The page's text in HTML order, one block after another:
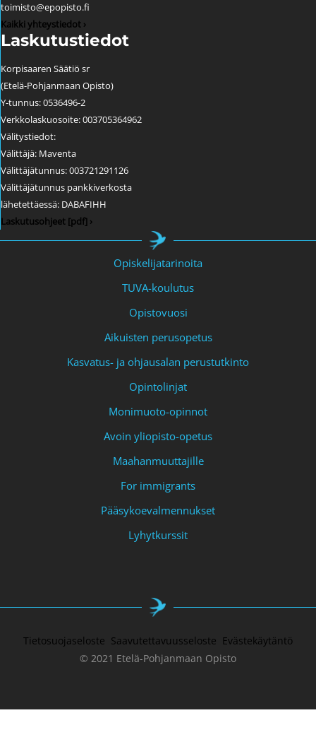
toimisto@epopisto.fi
Kaikki yhteystiedot ›
Laskutustiedot
Korpisaaren Säätiö sr
(Etelä-Pohjanmaan Opisto)
Y-tunnus: 0536496-2
Verkkolaskuosoite: 003705364962
Välitystiedot:
Välittäjä: Maventa
Välittäjätunnus: 003721291126
Välittäjätunnus pankkiverkosta
lähetettäessä: DABAFIHH
Laskutusohjeet [pdf] ›
Opiskelijatarinoita
TUVA-koulutus
Opistovuosi
Aikuisten perusopetus
Kasvatus- ja ohjausalan perustutkinto
Opintolinjat
Monimuoto-opinnot
Avoin yliopisto-opetus
Maahanmuuttajille
For immigrants
Pääsykoevalmennukset
Lyhytkurssit
Tietosuojaseloste Saavutettavuusseloste Evästekäytäntö
© 2021 Etelä-Pohjanmaan Opisto